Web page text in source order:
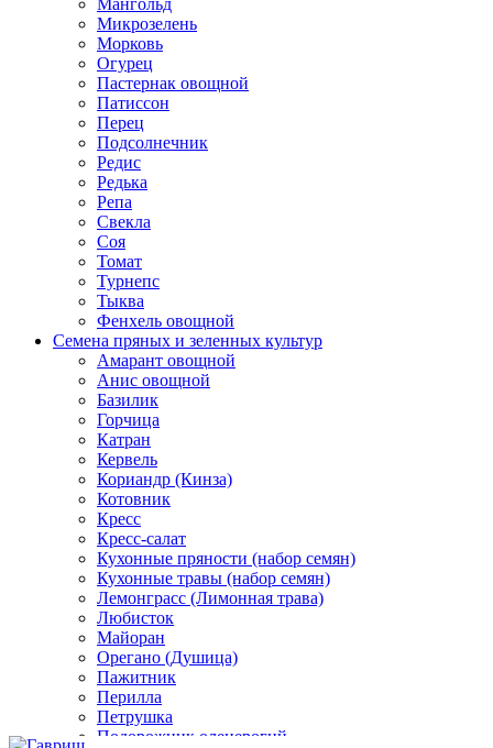
Мангольд
Микрозелень
Морковь
Огурец
Пастернак овощной
Патиссон
Перец
Подсолнечник
Редис
Редька
Репа
Свекла
Соя
Томат
Турнепс
Тыква
Фенхель овощной
Семена пряных и зеленных культур
Амарант овощной
Анис овощной
Базилик
Горчица
Катран
Кервель
Кориандр (Кинза)
Котовник
Кресс
Кресс-салат
Кухонные пряности (набор семян)
Кухонные травы (набор семян)
Лемонграсс (Лимонная трава)
Любисток
Майоран
Орегано (Душица)
Пажитник
Перилла
Петрушка
Подорожник оленерогий